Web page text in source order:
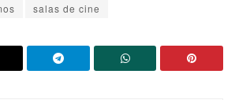
salas de cine